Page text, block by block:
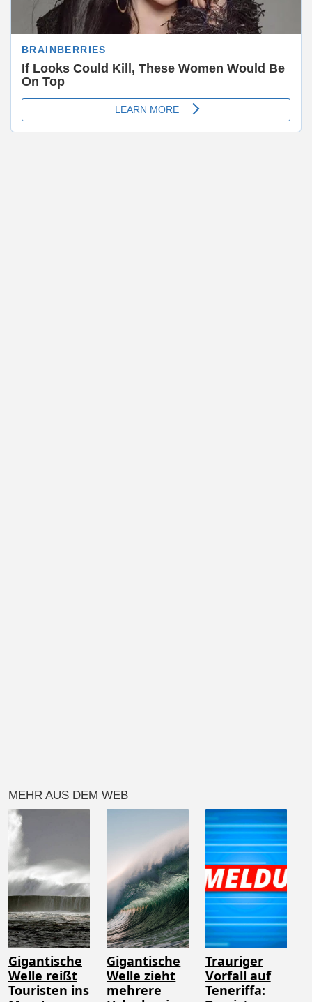
MEHR AUS DEM WEB
Gigantische
Welle reißt
Touristen ins
Gigantische
Welle zieht
mehrere
Trauriger
Vorfall auf
Teneriffa: